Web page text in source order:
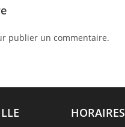
publier un commentaire.
HORAIRES